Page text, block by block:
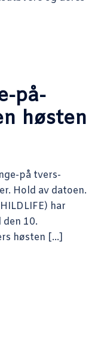
på-
høsten
på tvers-
Hold av datoen.
har
10.
høsten […]